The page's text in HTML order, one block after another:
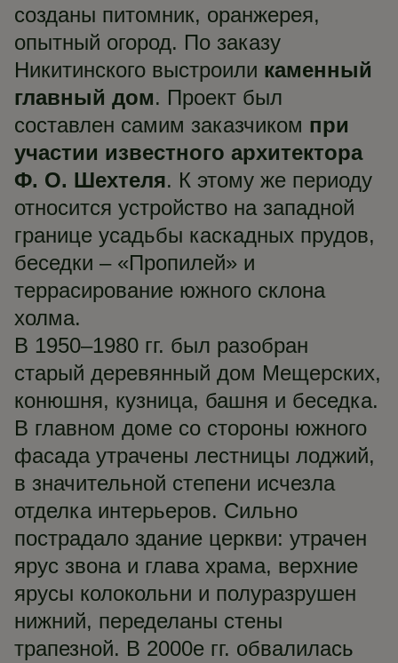
созданы питомник, оранжерея,
опытный огород. По заказу
Никитинского выстроили каменный
главный дом. Проект был
составлен самим заказчиком при
участии известного архитектора
Ф. О. Шехтеля. К этому же периоду
относится устройство на западной
границе усадьбы каскадных прудов,
беседки – «Пропилей» и
террасирование южного склона
холма.
В 1950–1980 гг. был разобран
старый деревянный дом Мещерских,
конюшня, кузница, башня и беседка.
В главном доме со стороны южного
фасада утрачены лестницы лоджий,
в значительной степени исчезла
отделка интерьеров. Сильно
пострадало здание церкви: утрачен
ярус звона и глава храма, верхние
ярусы колокольни и полуразрушен
нижний, переделаны стены
трапезной. В 2000е гг. обвалилась